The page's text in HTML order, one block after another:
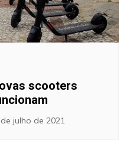
scooters
julho de 2021